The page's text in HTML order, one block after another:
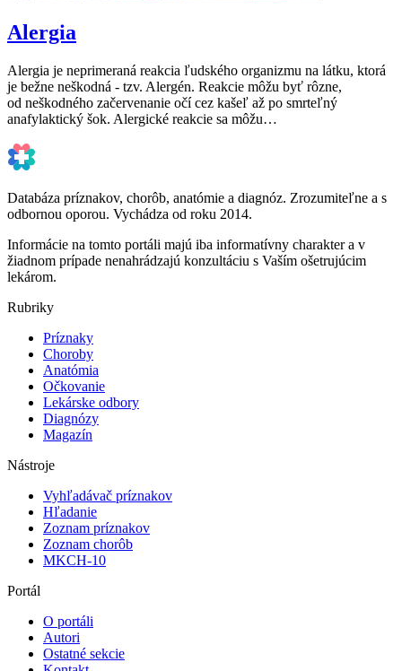
Alergia
Alergia je neprimeraná reakcia ľudského organizmu na látku, ktorá
je bežne neškodná - tzv. Alergén. Reakcie môžu byť rôzne,
od neškodného začervenanie očí cez kašeľ až po smrteľný
anafylaktický šok. Alergické reakcie sa môžu…
Databáza príznakov, chorôb, anatómie a diagnóz. Zrozumiteľne a s
odbornou oporou. Vychádza od roku 2014.
Informácie na tomto portáli majú iba informatívny charakter a v
žiadnom prípade nenahrádzajú konzultáciu s Vaším ošetrujúcim
lekárom.
Rubriky
Príznaky
Choroby
Anatómia
Očkovanie
Lekárske odbory
Diagnózy
Magazín
Nástroje
Vyhľadávač príznakov
Hľadanie
Zoznam príznakov
Zoznam chorôb
MKCH-10
Portál
O portáli
Autori
Ostatné sekcie